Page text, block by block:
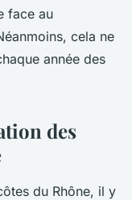
face au
cela ne
année des
des
du Rhône, il y